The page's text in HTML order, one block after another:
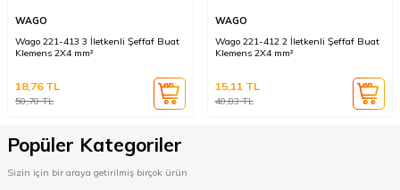
WAGO
Wago 221-413 3 İletkenli Şeffaf Buat
Klemens 2X4 mm²
50,70TL
18,76TL
WAGO
Wago 221-412 2 İletkenli Şeffaf Buat
Klemens 2X4 mm²
40,83TL
15,11 TL
Popüler Kategoriler
Sizin için bir araya getirilmiş birçok ürün